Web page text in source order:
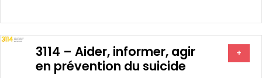
3114 – Aider, informer, agir
en prévention du suicide
+